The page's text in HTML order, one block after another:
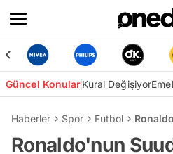
Güncel KonularKural Değişiyor
Haberler Spor Futbol
Ronaldo'nun